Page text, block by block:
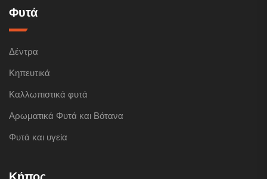
Φυτά
Δέντρα
Κηπευτικά
Καλλωπιστικά φυτά
Αρωματικά Φυτά και Βότανα
Φυτά και υγεία